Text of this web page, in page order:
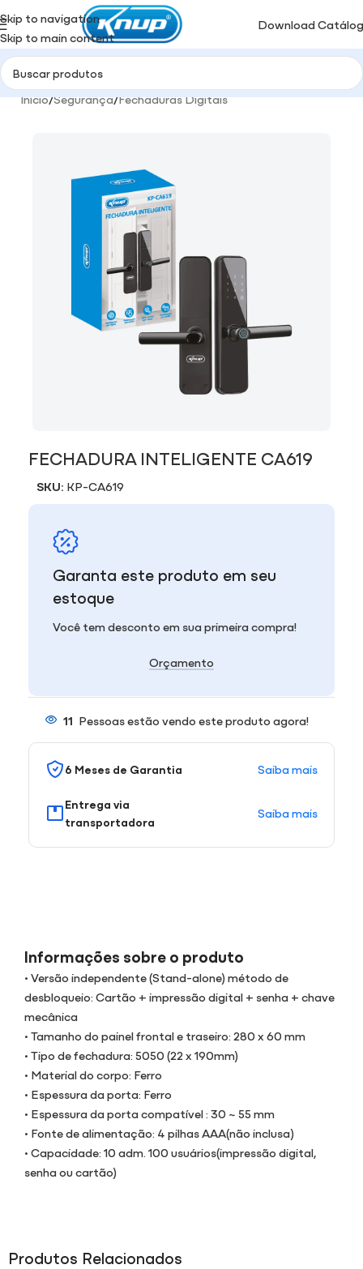
Skip to navigation
Skip to main content
Download
Início/Segurança/Fechaduras Digitais
FECHADURA INTELIGENTE CA619
SKU: KP-CA619
Garanta este produto em seu
estoque
Você tem desconto em sua primeira compra!
Orçamento
11 Pessoas estão vendo este produto agora!
6 Meses de Garantia Saiba mais
Entrega via
transportadora
Saiba mais
Informações sobre o produto
• Versão independente (Stand-alone) método de
desbloqueio: Cartão + impressão digital + senha + chave
mecânica
• Tamanho do painel frontal e traseiro: 280 x 60 mm
• Tipo de fechadura: 5050 (22 x 190mm)
• Material do corpo: Ferro
• Espessura da porta: Ferro
• Espessura da porta compatível : 30 ~ 55 mm
• Fonte de alimentação: 4 pilhas AAA(não inclusa)
• Capacidade: 10 adm. 100 usuários(impressão digital,
senha ou cartão)
Produtos Relacionados